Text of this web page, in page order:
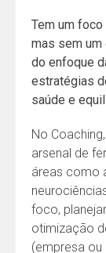
Tem um
mas sem um
do enfoque
estratégias
saúde e
No
arsenal de
áreas como
foco,
otimização
(empresa